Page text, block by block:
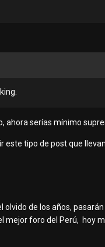
ahora serías mínimo
este tipo de post que
de los años,
mejor foro del Perú, hoy